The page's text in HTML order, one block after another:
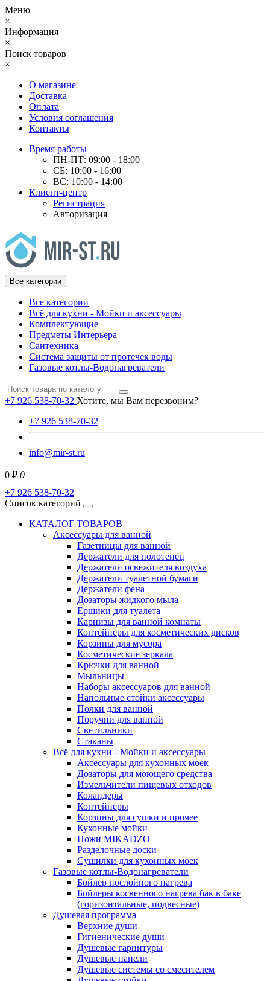
Меню
×
Информация
×
Поиск товаров
×
О магазине
Доставка
Оплата
Условия соглашения
Контакты
Время работы
ПН-ПТ: 09:00 - 18:00
СБ: 10:00 - 16:00
ВС: 10:00 - 14:00
Клиент-центр
Регистрация
Авторизация
Все категории
Все категории
Всё для кухни - Мойки и аксессуары
Комплектующие
Предметы Интерьера
Сантехника
Система защиты от протечек воды
Газовые котлы-Водонагреватели
+7 926 538-70-32 Хотите, мы Вам перезвоним?
+7 926 538-70-32
info@mir-st.ru
0 ₽ 0
+7 926 538-70-32
Список категорий
КАТАЛОГ ТОВАРОВ
Аксессуары для ванной
Газетницы для ванной
Держатели для полотенец
Держатели освежителя воздуха
Держатели туалетной бумаги
Держатели фена
Дозаторы жидкого мыла
Ершики для туалета
Карнизы для ванной комнаты
Контейнеры для косметических дисков
Корзины для мусора
Косметические зеркала
Крючки для ванной
Мыльницы
Наборы аксессуаров для ванной
Напольные стойки аксессуары
Полки для ванной
Поручни для ванной
Светильники
Стаканы
Всё для кухни - Мойки и аксессуары
Аксессуары для кухонных моек
Дозаторы для моющего средства
Измельчители пищевых отходов
Коландеры
Контейнеры
Корзины для сушки и прочее
Кухонные мойки
Ножи MIKADZO
Разделочные доски
Сушилки для кухонных моек
Газовые котлы-Водонагреватели
Бойлер послойного нагрева
Бойлеры косвенного нагрева бак в баке
(горизонтальные, подвесные)
Душевая программа
Верхние души
Гигиенические души
Душевые гарнитуры
Душевые панели
Душевые системы со смесителем